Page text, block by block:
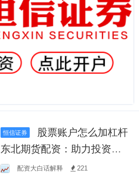
恒信证券
东北期货配资：助力投资者
掘金期货市场
配资大白话解释 221